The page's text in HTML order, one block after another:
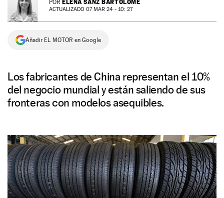
NEWSLETTER
SÍGUENOS
POR ELENA SANZ BARTOLOMÉ
ACTUALIZADO 07 MAR 24 - 10: 27
Añadir EL MOTOR en Google
Los fabricantes de China representan el 10%
del negocio mundial y están saliendo de sus
fronteras con modelos asequibles.